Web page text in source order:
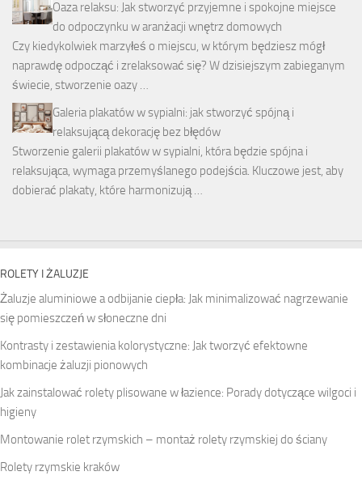
Oaza relaksu: Jak stworzyć przyjemne i spokojne miejsce
do odpoczynku w aranżacji wnętrz domowych
Czy kiedykolwiek marzyłeś o miejscu, w którym będziesz mógł
naprawdę odpocząć i zrelaksować się? W dzisiejszym zabieganym
świecie, stworzenie oazy …
Galeria plakatów w sypialni: jak stworzyć spójną i
relaksującą dekorację bez błędów
Stworzenie galerii plakatów w sypialni, która będzie spójna i
relaksująca, wymaga przemyślanego podejścia. Kluczowe jest, aby
dobierać plakaty, które harmonizują …
ROLETY I ŻALUZJE
Żaluzje aluminiowe a odbijanie ciepła: Jak minimalizować nagrzewanie
się pomieszczeń w słoneczne dni
Kontrasty i zestawienia kolorystyczne: Jak tworzyć efektowne
kombinacje żaluzji pionowych
Jak zainstalować rolety plisowane w łazience: Porady dotyczące wilgoci i
higieny
Montowanie rolet rzymskich – montaż rolety rzymskiej do ściany
Rolety rzymskie kraków